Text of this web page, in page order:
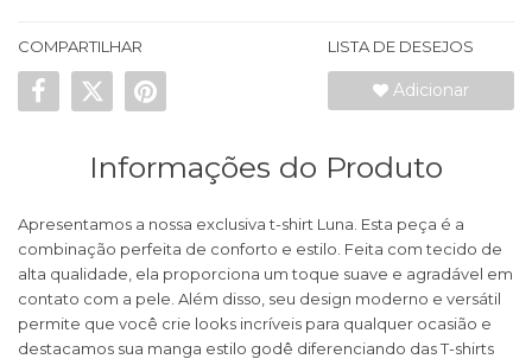
COMPARTILHAR LISTA DE DESEJOS
Adicionar
Informações do Produto
Apresentamos a nossa exclusiva t-shirt Luna. Esta peça é a
combinação perfeita de conforto e estilo. Feita com tecido de
alta qualidade, ela proporciona um toque suave e agradável em
contato com a pele. Além disso, seu design moderno e versátil
permite que você crie looks incríveis para qualquer ocasião e
destacamos sua manga estilo godê diferenciando das T-shirts